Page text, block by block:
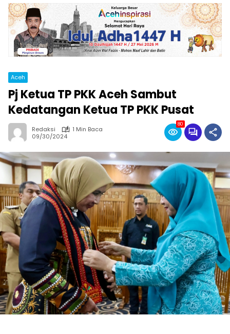
Aceh
Pj Ketua TP PKK Aceh Sambut
Kedatangan Ketua TP PKK Pusat
Redaksi
1 Min Baca
09/30/2024
80